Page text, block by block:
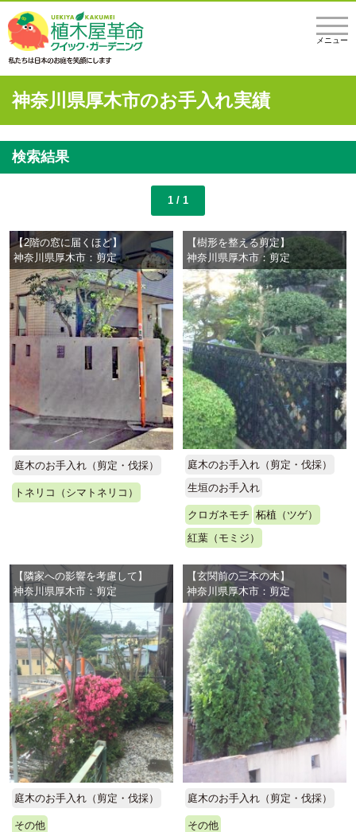
メニュー
神奈川県厚木市のお手入れ実績
検索結果
1 / 1
【2階の窓に届くほど】
神奈川県厚木市：剪定
庭木のお手入れ（剪定・伐採）
トネリコ（シマトネリコ）
【樹形を整える剪定】
神奈川県厚木市：剪定
庭木のお手入れ（剪定・伐採）
生垣のお手入れ
クロガネモチ
柘植（ツゲ）
紅葉（モミジ）
【隣家への影響を考慮して】
神奈川県厚木市：剪定
庭木のお手入れ（剪定・伐採）
その他
【玄関前の三本の木】
神奈川県厚木市：剪定
庭木のお手入れ（剪定・伐採）
その他